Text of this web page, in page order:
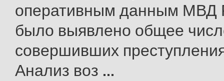
оперативным данным МВД
было выявлено общее
совершивших преступления
Анализ воз ...